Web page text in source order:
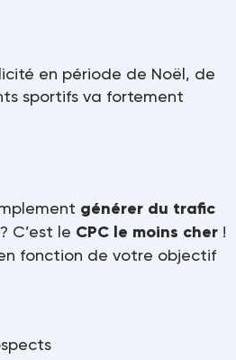
en période de Noël, de
sportifs va fortement
générer du trafic
? C’est le CPC le moins cher !
fonction de votre objectif